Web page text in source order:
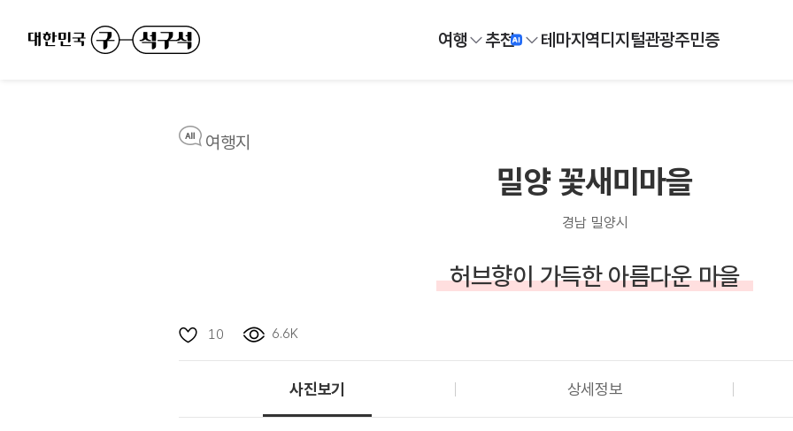
여행 추천 테마지역디지털관광주민증
여행지
밀양 꽃새미마을
경남 밀양시
허브향이 가득한 아름다운 마을
10 6.6K
사진보기 상세정보